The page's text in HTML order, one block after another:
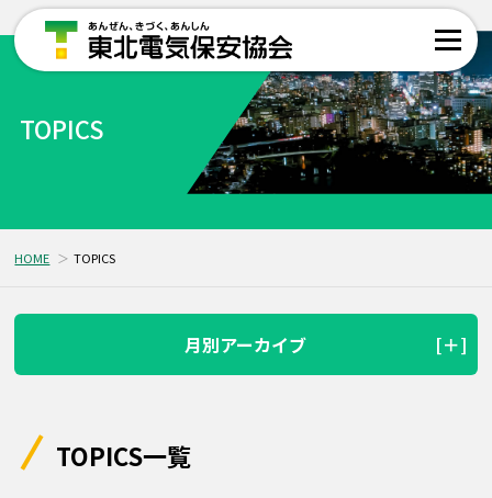
TOPICS
HOME TOPICS
月別アーカイブ
TOPICS一覧